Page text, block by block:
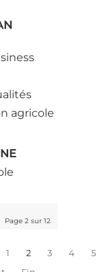
Page 2 sur 12
1 2 3 4 5
agricole